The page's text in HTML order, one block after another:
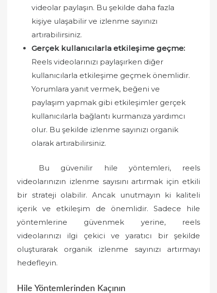
videolar paylaşın. Bu şekilde daha fazla
kişiye ulaşabilir ve izlenme sayınızı
artırabilirsiniz.
Gerçek kullanıcılarla etkileşime geçme:
Reels videolarınızı paylaşırken diğer
kullanıcılarla etkileşime geçmek önemlidir.
Yorumlara yanıt vermek, beğeni ve
paylaşım yapmak gibi etkileşimler gerçek
kullanıcılarla bağlantı kurmanıza yardımcı
olur. Bu şekilde izlenme sayınızı organik
olarak artırabilirsiniz.
Bu güvenilir hile yöntemleri, reels
videolarınızın izlenme sayısını artırmak için etkili
bir strateji olabilir. Ancak unutmayın ki kaliteli
içerik ve etkileşim de önemlidir. Sadece hile
yöntemlerine güvenmek yerine, reels
videolarınızı ilgi çekici ve yaratıcı bir şekilde
oluşturarak organik izlenme sayınızı artırmayı
hedefleyin.
Hile Yöntemlerinden Kaçının